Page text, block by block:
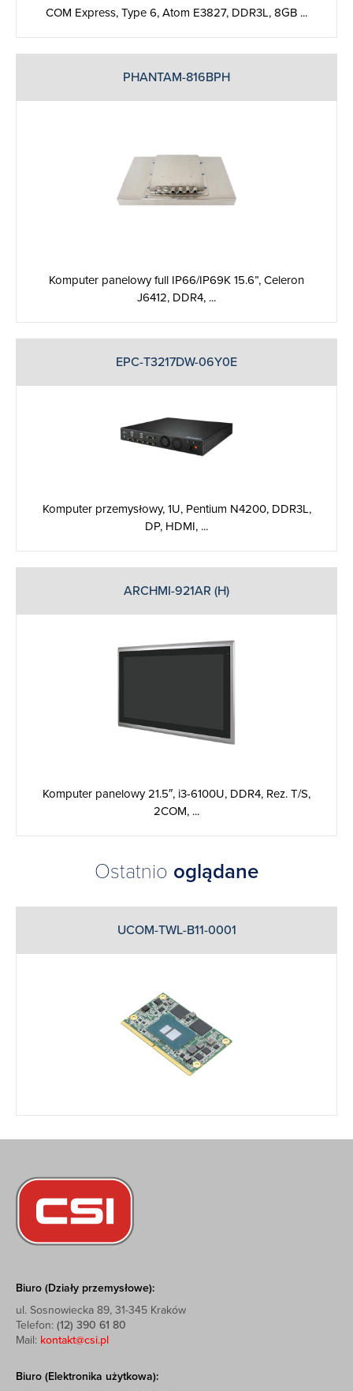
COM Express, Type 6, Atom E3827, DDR3L, 8GB ...
PHANTAM-816BPH
Komputer panelowy full IP66/IP69K 15.6”, Celeron
J6412, DDR4, ...
EPC-T3217DW-06Y0E
Komputer przemysłowy, 1U, Pentium N4200, DDR3L,
DP, HDMI, ...
ARCHMI-921AR (H)
Komputer panelowy 21.5″, i3-6100U, DDR4, Rez. T/S,
2COM, ...
Ostatnio oglądane
UCOM-TWL-B11-0001
Biuro (Działy przemysłowe):
ul. Sosnowiecka 89, 31-345 Kraków
Telefon: (12) 390 61 80
Mail: kontakt@csi.pl
Biuro (Elektronika użytkowa):